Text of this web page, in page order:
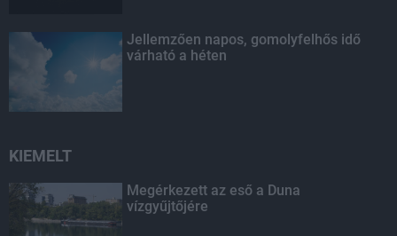
Jellemzően napos, gomolyfelhős idő
várható a héten
KIEMELT
Megérkezett az eső a Duna
vízgyűjtőjére